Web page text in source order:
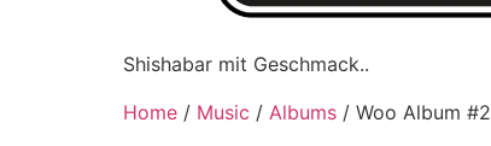
Shishabar mit Geschmack..
Home / Music / Albums / Woo Album #2